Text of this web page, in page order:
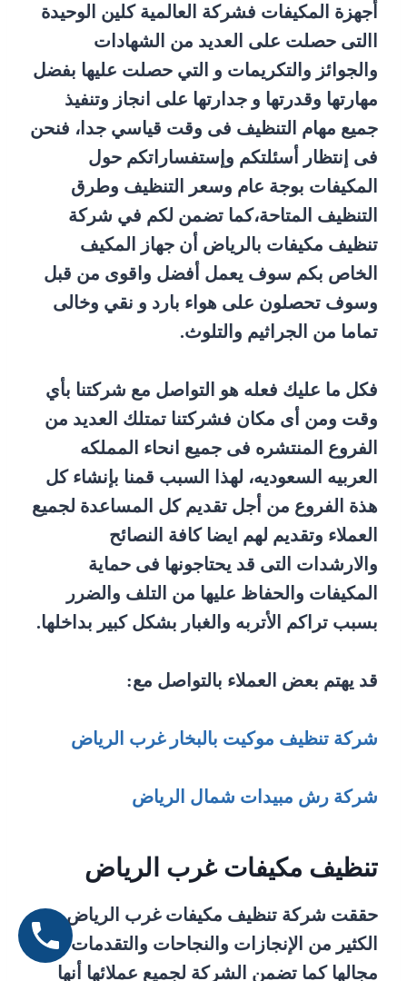
أجهزة المكيفات فشركة العالمية كلين الوحيدة
االتى حصلت على العديد من الشهادات
والجوائز والتكريمات و التي حصلت عليها بفضل
مهارتها وقدرتها و جدارتها على انجاز وتنفيذ
جميع مهام التنظيف فى وقت قياسي جدا، فنحن
فى إنتظار أسئلتكم وإستفساراتكم حول
المكيفات بوجة عام وسعر التنظيف وطرق
التنظيف المتاحة،كما تضمن لكم في شركة
تنظيف مكيفات بالرياض أن جهاز المكيف
الخاص بكم سوف يعمل أفضل واقوى من قبل
وسوف تحصلون على هواء بارد و نقي وخالى
تماما من الجراثيم والتلوث.
فكل ما عليك فعله هو التواصل مع شركتنا بأي
وقت ومن أى مكان فشركتنا تمتلك العديد من
الفروع المنتشره فى جميع انحاء المملكه
العربيه السعوديه، لهذا السبب قمنا بإنشاء كل
هذة الفروع من أجل تقديم كل المساعدة لجميع
العملاء وتقديم لهم ايضا كافة النصائح
والارشدات التى قد يحتاجونها فى حماية
المكيفات والحفاظ عليها من التلف والضرر
بسبب تراكم الأتربه والغبار بشكل كبير بداخلها.
قد يهتم بعض العملاء بالتواصل مع:
شركة تنظيف موكيت بالبخار غرب الرياض
شركة رش مبيدات شمال الرياض
تنظيف مكيفات غرب الرياض
حققت شركة تنظيف مكيفات غرب الرياض
الكثير من الإنجازات والنجاحات والتقدمات فى
مجالها كما تضمن الشركة لجميع عملائها أنها